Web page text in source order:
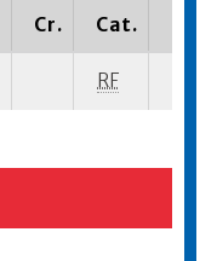
Cr. Cat.
RF